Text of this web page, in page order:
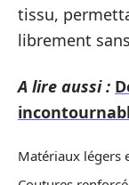
tissu,
librement
A lire aussi :
Matériaux légers